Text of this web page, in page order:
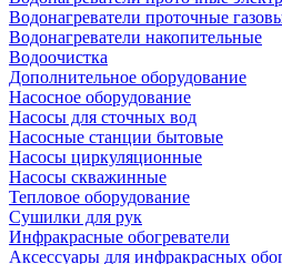
Водонагреватели проточные
Водонагреватели накопительные
Водоочистка
Дополнительное оборудование
Насосное оборудование
Насосы для сточных вод
Насосные станции бытовые
Насосы циркуляционные
Насосы скважинные
Тепловое оборудование
Сушилки для рук
Инфракрасные обогреватели
Аксессуары для инфракрасных